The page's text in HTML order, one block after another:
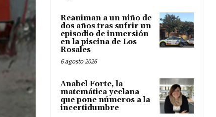
Reaniman a un niño de
dos años tras sufrir un
episodio de inmersión
en la piscina de Los
Rosales
6 agosto 2026
Anabel Forte, la
matemática yeclana
que pone números a la
incertidumbre